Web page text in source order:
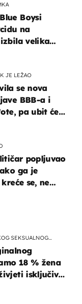
SEKSUALNOG
18 % žena
isključivo
Boysi
na
velika
JE LEŽAO
se nova
BBB-a i
pa ubit će
popljuvao
ga je
se, ne